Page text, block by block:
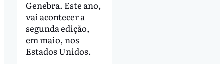
Genebra. Este ano,
vai acontecer a
segunda edição,
em maio, nos
Estados Unidos.